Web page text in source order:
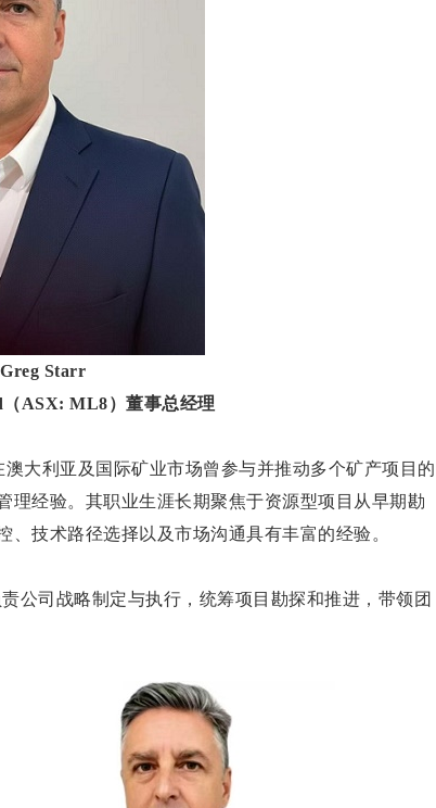
Starr
ASX: ML8）董事总经理
大利亚及国际矿业市场曾参与并推动多个矿产项目的
理经验。其职业生涯长期聚焦于资源型项目从早期勘
技术路径选择以及市场沟通具有丰富的经验。
公司战略制定与执行，统筹项目勘探和推进，带领团